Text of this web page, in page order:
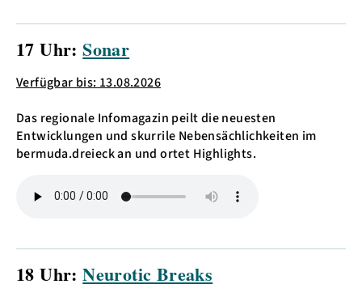
17 Uhr:Sonar
Verfügbar bis: 13.08.2026
Das regionale Infomagazin peilt die neuesten
Entwicklungen und skurrile Nebensächlichkeiten im
bermuda.dreieck an und ortet Highlights.
18 Uhr:Neurotic Breaks